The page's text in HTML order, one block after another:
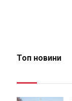
Топ новини